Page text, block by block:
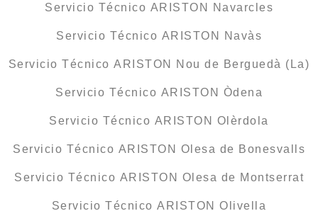
Servicio Técnico ARISTON Navarcles
Servicio Técnico ARISTON Navàs
Servicio Técnico ARISTON Nou de Berguedà (La)
Servicio Técnico ARISTON Òdena
Servicio Técnico ARISTON Olèrdola
Servicio Técnico ARISTON Olesa de Bonesvalls
Servicio Técnico ARISTON Olesa de Montserrat
Servicio Técnico ARISTON Olivella